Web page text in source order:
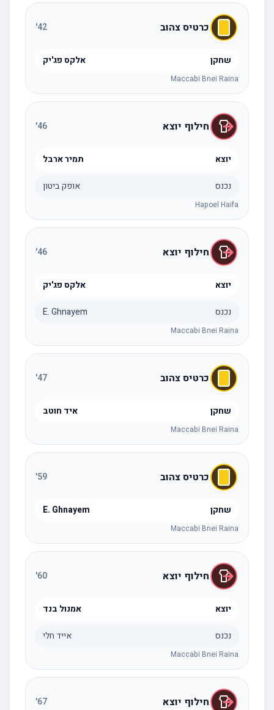
כרטיס צהוב 42
'
שחקן אלקס פג'יק
Maccabi Bnei Raina
חילוף יוצא 46
'
יוצא תמיר ארבל
נכנס אופק ביטון
Hapoel Haifa
חילוף יוצא 46
'
יוצא אלקס פג'יק
נכנס E. Ghnayem
Maccabi Bnei Raina
כרטיס צהוב 47
'
שחקן איד חוטב
Maccabi Bnei Raina
כרטיס צהוב 59
'
שחקן E. Ghnayem
Maccabi Bnei Raina
חילוף יוצא 60
'
יוצא אמנול בנד
נכנס אייד חלי
Maccabi Bnei Raina
חילוף יוצא 67
'